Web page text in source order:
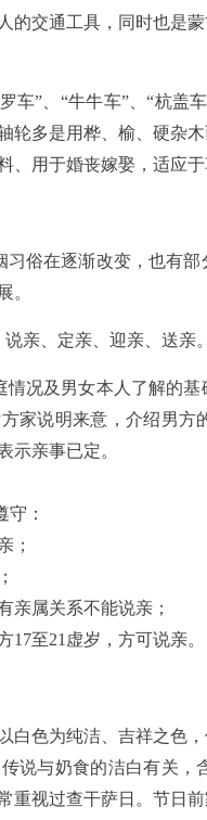
的交通工具，同时也是
”、“牛牛车”、“杭盖
轮多是用桦、榆、硬杂
、用于婚丧嫁娶，适应
俗在逐渐改变，也有部
。
亲、定亲、迎亲、送亲
况及男女本人了解的基
家说明来意，介绍男
示亲事已定。
：
；
属关系不能说亲；
至21虚岁，方可说亲。
色为纯洁、吉祥之色
说与奶食的洁白有关
重视过查干萨日。节日